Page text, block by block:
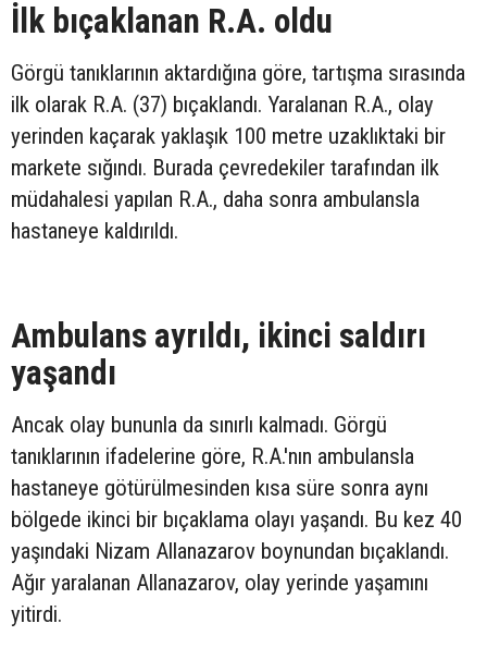
İlk bıçaklanan R.A. oldu
Görgü tanıklarının aktardığına göre, tartışma sırasında
ilk olarak R.A. (37) bıçaklandı. Yaralanan R.A., olay
yerinden kaçarak yaklaşık 100 metre uzaklıktaki bir
markete sığındı. Burada çevredekiler tarafından ilk
müdahalesi yapılan R.A., daha sonra ambulansla
hastaneye kaldırıldı.
Ambulans ayrıldı, ikinci saldırı
yaşandı
Ancak olay bununla da sınırlı kalmadı. Görgü
tanıklarının ifadelerine göre, R.A.'nın ambulansla
hastaneye götürülmesinden kısa süre sonra aynı
bölgede ikinci bir bıçaklama olayı yaşandı. Bu kez 40
yaşındaki Nizam Allanazarov boynundan bıçaklandı.
Ağır yaralanan Allanazarov, olay yerinde yaşamını
yitirdi.